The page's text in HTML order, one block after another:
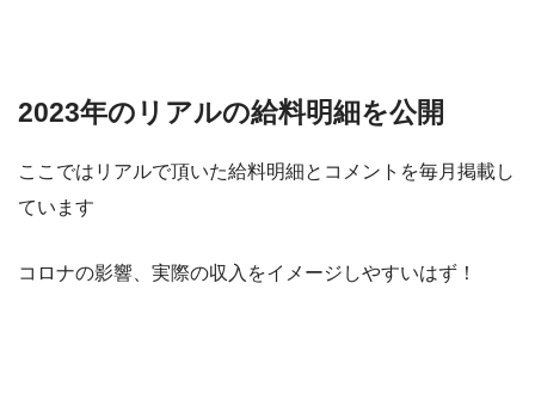
2023年のリアルの給料明細を公開
ここではリアルで頂いた給料明細とコメントを毎月掲載し
ています
コロナの影響、実際の収入をイメージしやすいはず！